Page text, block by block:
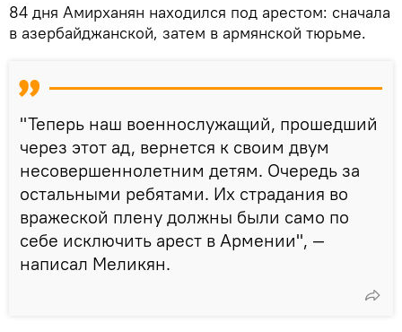
84 дня Амирханян находился под арестом: сначала
в азербайджанской, затем в армянской тюрьме.
"Теперь наш военнослужащий, прошедший
через этот ад, вернется к своим двум
несовершеннолетним детям. Очередь за
остальными ребятами. Их страдания во
вражеской плену должны были само по
себе исключить арест в Армении", —
написал Меликян.